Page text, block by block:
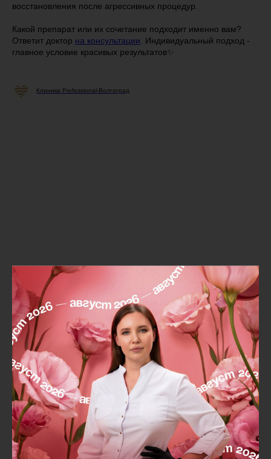
восстановления после агрессивных процедур.
Какой препарат или их сочетание подходит именно вам?
Ответит доктор на консультации . Индивидуальный подход -
главное условие красивых результатов✨
Клиника Professional-Волгоград